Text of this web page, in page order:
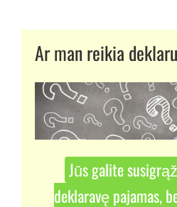
Ar man reikia
Jūs galite
deklaravę pajamas,